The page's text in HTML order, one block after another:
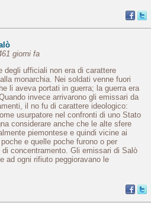
giorni fa
degli ufficiali non era di carattere
monarchia. Nei soldati venne fuori
li aveva portati in guerra; la guerra era
invece arrivarono gli emissari da
il no fu di carattere ideologico:
usurpatore nel confronti di uno Stato
considerare anche che le alte sfere
piemontese e quindi vicine ai
e quelle poche furono o per
concentramento. Gli emissari di Salò
ad ogni rifiuto peggioravano le